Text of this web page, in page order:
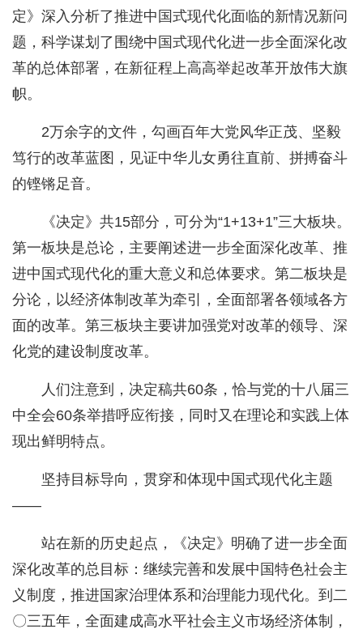
定》深入分析了推进中国式现代化面临的新情况新问
题，科学谋划了围绕中国式现代化进一步全面深化改
革的总体部署，在新征程上高高举起改革开放伟大旗
帜。
2万余字的文件，勾画百年大党风华正茂、坚毅
笃行的改革蓝图，见证中华儿女勇往直前、拼搏奋斗
的铿锵足音。
《决定》共15部分，可分为“1+13+1”三大板块。
第一板块是总论，主要阐述进一步全面深化改革、推
进中国式现代化的重大意义和总体要求。第二板块是
分论，以经济体制改革为牵引，全面部署各领域各方
面的改革。第三板块主要讲加强党对改革的领导、深
化党的建设制度改革。
人们注意到，决定稿共60条，恰与党的十八届三
中全会60条举措呼应衔接，同时又在理论和实践上体
现出鲜明特点。
坚持目标导向，贯穿和体现中国式现代化主题
——
站在新的历史起点，《决定》明确了进一步全面
深化改革的总目标：继续完善和发展中国特色社会主
义制度，推进国家治理体系和治理能力现代化。到二
〇三五年，全面建成高水平社会主义市场经济体制，